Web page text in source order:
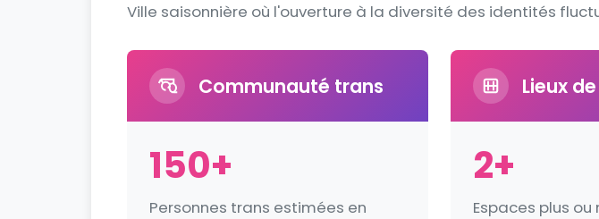
Ville saisonnière où l'ouverture à la diversité des identités
Communauté trans
150+
Personnes trans estimées en
Lieux
2+
Espaces plus ou